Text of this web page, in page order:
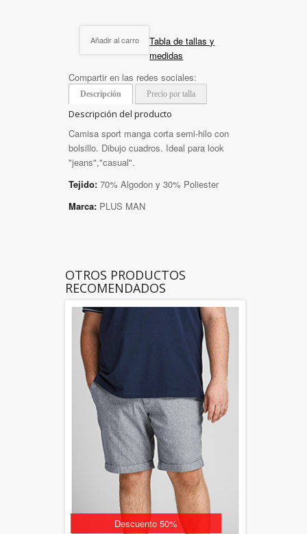
Añadir al carro
Tabla de tallas y
medidas
Compartir en las redes sociales:
Descripción Precio por talla
Descripción del producto
Camisa sport manga corta semi-hilo con
bolsillo. Dibujo cuadros. Ideal para look
"jeans","casual".
Tejido: 70% Algodon y 30% Poliester
Marca: PLUS MAN
OTROS PRODUCTOS
RECOMENDADOS
Descuento 50%